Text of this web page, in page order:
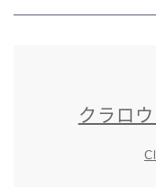
七分丈
極シタデル・ボズヤ
クラロ